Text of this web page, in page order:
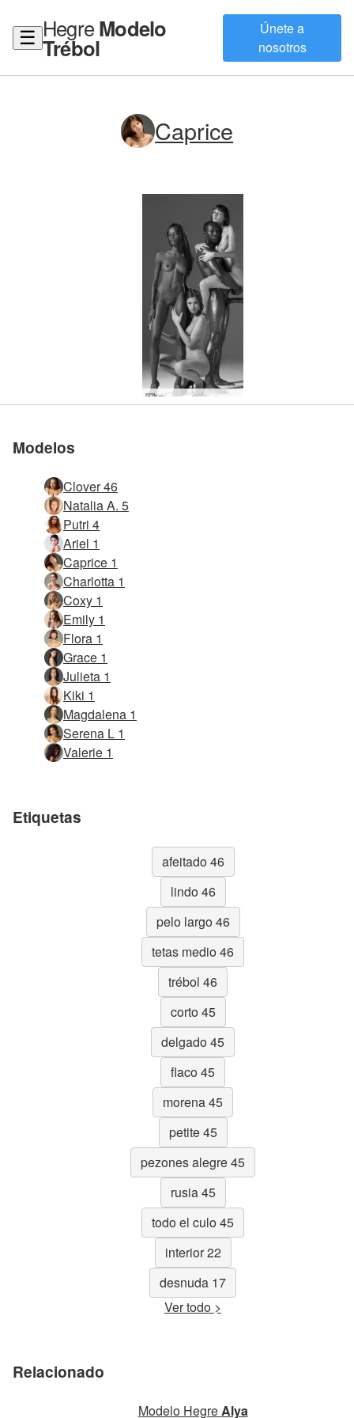
☰ HegreModelo
Trébol
Únete a
nosotros
Caprice
Modelos
Clover 46
Natalia A. 5
Putri 4
Ariel 1
Caprice 1
Charlotta 1
Coxy 1
Emily 1
Flora 1
Grace 1
Julieta 1
Kiki 1
Magdalena 1
Serena L 1
Valerie 1
Etiquetas
afeitado 46
lindo 46
pelo largo 46
tetas medio 46
trébol 46
corto 45
delgado 45
flaco 45
morena 45
petite 45
pezones alegre 45
rusia 45
todo el culo 45
interior 22
desnuda 17
Ver todo >
Relacionado
Modelo HegreAlya